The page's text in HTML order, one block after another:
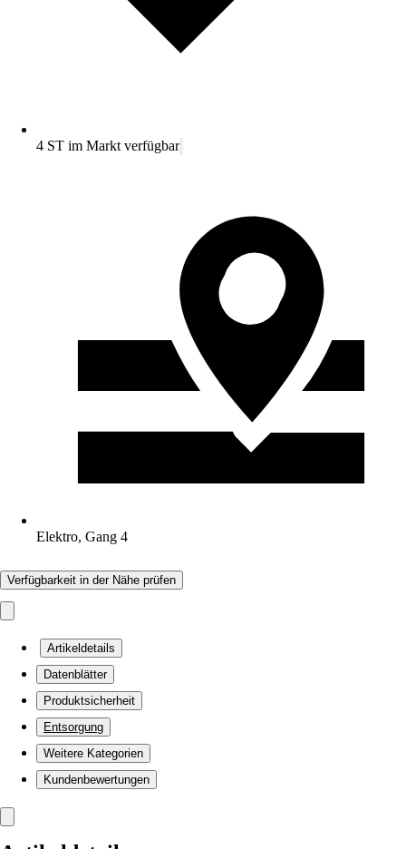
4 ST im Markt verfügbar
Elektro, Gang 4
Verfügbarkeit in der Nähe prüfen
Artikeldetails
Datenblätter
Produktsicherheit
Entsorgung
Weitere Kategorien
Kundenbewertungen